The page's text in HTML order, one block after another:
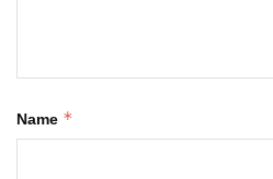
Name *